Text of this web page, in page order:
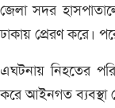
জেলা সদর
ঢাকায় প্রেরণ করে।
এঘটনায় নিহতের
করে আইনগত ব্যবস্থা